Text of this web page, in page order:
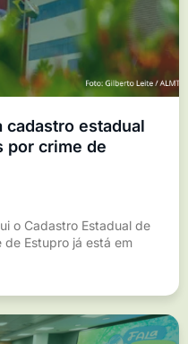
cadastro estadual
por crime de
o Cadastro Estadual de
de Estupro já está em